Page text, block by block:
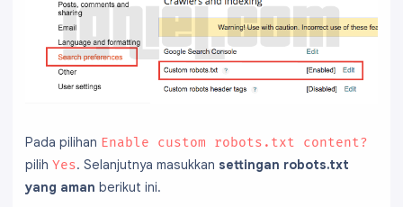
Pada pilihan Enable custom robots.txt content?
pilih Yes. Selanjutnya masukkan settingan robots.txt
yang aman berikut ini.